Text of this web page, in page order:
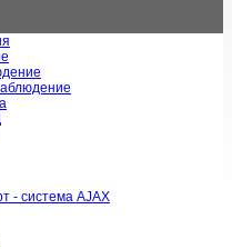
- система AJAX